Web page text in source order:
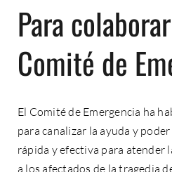
Para
Comité de
El Comité de Emergencia ha
para canalizar la ayuda y
rápida y efectiva para atender
a los afectados de la tragedia